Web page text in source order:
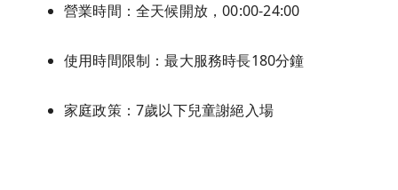
營業時間：全天候開放，00:00-24:00
使用時間限制：最大服務時長180分鐘
家庭政策：7歲以下兒童謝絕入場